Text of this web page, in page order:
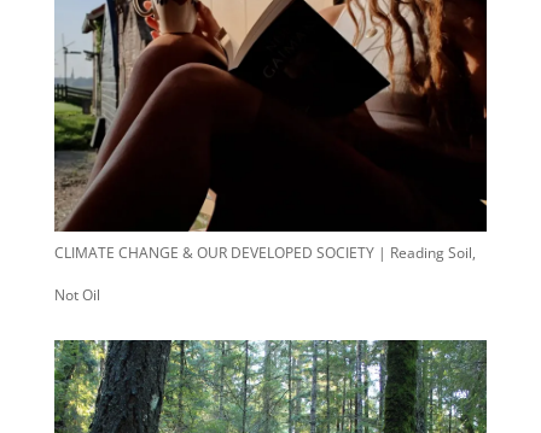
CLIMATE CHANGE & OUR DEVELOPED SOCIETY | Reading Soil,
Not Oil